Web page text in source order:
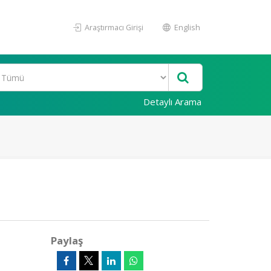
Araştırmacı Girişi English
Detaylı Arama
Paylaş